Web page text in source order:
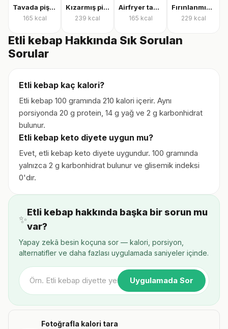
Tavada pişmiş tavuk göğsü
165 kcal
Kızarmış piliç
239 kcal
Airfryer tavuk bonfile
165 kcal
Fırınlanmış derili tavuk but
229 kcal
Etli kebap Hakkında Sık Sorulan
Sorular
Etli kebap kaç kalori?
Etli kebap 100 gramında 210 kalori içerir. Aynı
porsiyonda 20 g protein, 14 g yağ ve 2 g karbonhidrat
bulunur.
Etli kebap keto diyete uygun mu?
Evet, etli kebap keto diyete uygundur. 100 gramında
yalnızca 2 g karbonhidrat bulunur ve glisemik indeksi
0'dır.
✨
Etli kebap hakkında başka bir sorun mu
var?
Yapay zekâ besin koçuna sor — kalori, porsiyon,
alternatifler ve daha fazlası uygulamada saniyeler içinde.
Uygulamada Sor
Fotoğrafla kalori tara